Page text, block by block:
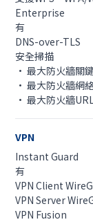
Enterprise
有
DNS-over-TLS
安全掃描
• 最大防火牆關
• 最大防火牆網
• 最大防火牆
VPN
Instant Guard
有
VPN Client
VPN Server
VPN Fusion